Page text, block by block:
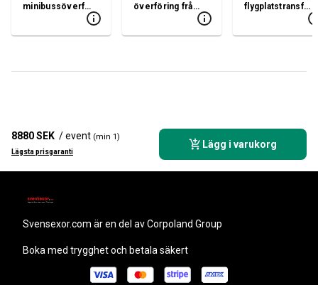
minibussöverfö
överföring från
flygplatstransfe
8880 SEK / event (min 1)
Lägsta prisgaranti
Lägg i varukorg
svensexor.com är en del av Corpoland Group
Boka med trygghet och betala säkert